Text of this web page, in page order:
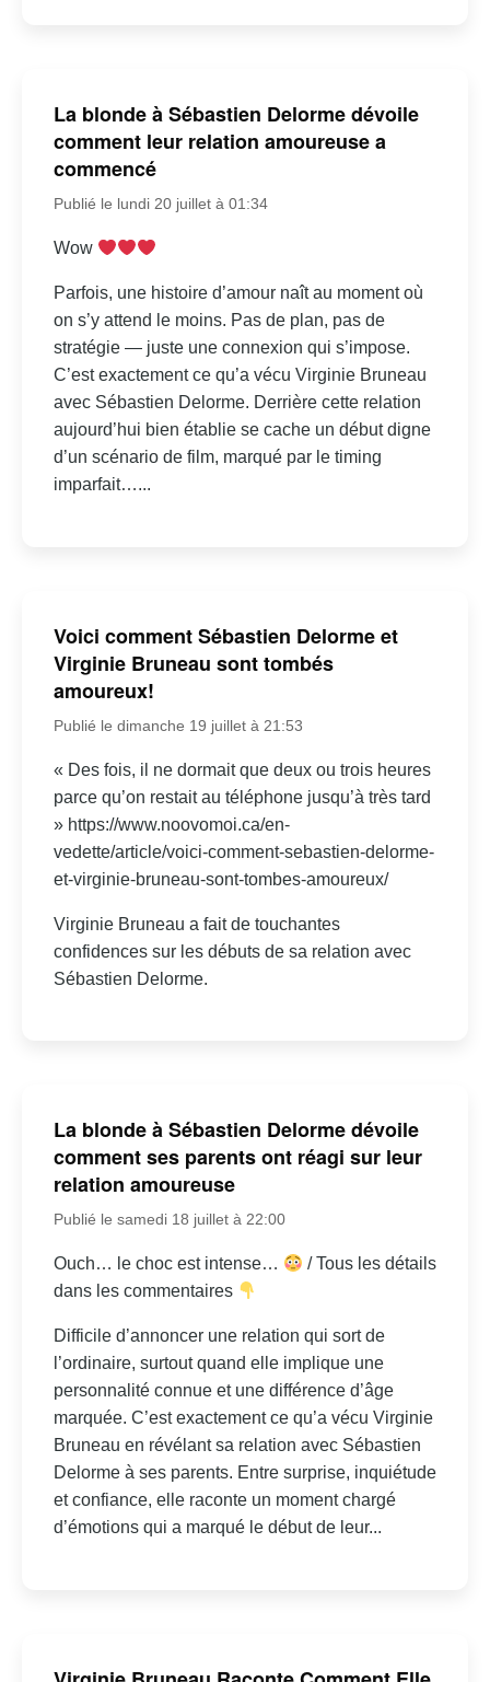
La blonde à Sébastien Delorme dévoile
comment leur relation amoureuse a
commencé
Publié le lundi 20 juillet à 01:34
Wow
Parfois, une histoire d’amour naît au moment où
on s’y attend le moins. Pas de plan, pas de
stratégie — juste une connexion qui s’impose.
C’est exactement ce qu’a vécu Virginie Bruneau
avec Sébastien Delorme. Derrière cette relation
aujourd’hui bien établie se cache un début digne
d’un scénario de film, marqué par le timing
imparfait…...
Voici comment Sébastien Delorme et
Virginie Bruneau sont tombés
amoureux!
Publié le dimanche 19 juillet à 21:53
« Des fois, il ne dormait que deux ou trois heures
parce qu’on restait au téléphone jusqu’à très tard
» https://www.noovomoi.ca/en-
vedette/article/voici-comment-sebastien-delorme-
et-virginie-bruneau-sont-tombes-amoureux/
Virginie Bruneau a fait de touchantes
confidences sur les débuts de sa relation avec
Sébastien Delorme.
La blonde à Sébastien Delorme dévoile
comment ses parents ont réagi sur leur
relation amoureuse
Publié le samedi 18 juillet à 22:00
Ouch… le choc est intense…
/ Tous les détails
dans les commentaires
Difficile d’annoncer une relation qui sort de
l’ordinaire, surtout quand elle implique une
personnalité connue et une différence d’âge
marquée. C’est exactement ce qu’a vécu Virginie
Bruneau en révélant sa relation avec Sébastien
Delorme à ses parents. Entre surprise, inquiétude
et confiance, elle raconte un moment chargé
d’émotions qui a marqué le début de leur...